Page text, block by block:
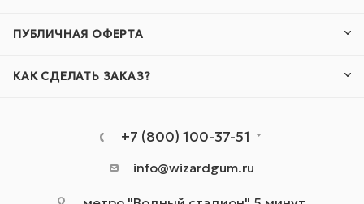
ПУБЛИЧНАЯ ОФЕРТА
КАК СДЕЛАТЬ ЗАКАЗ?
+7 (800) 100-37-51
info@wizardgum.ru